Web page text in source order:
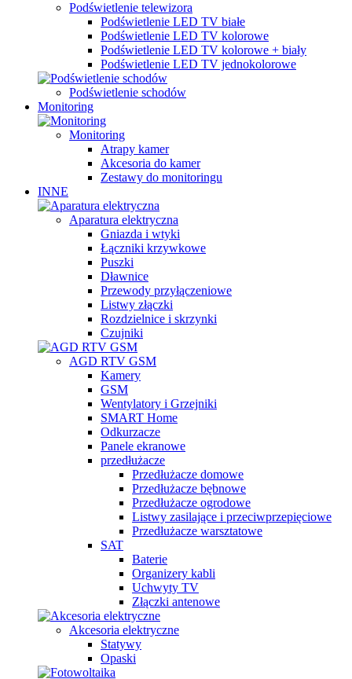
Podświetlenie telewizora
Podświetlenie LED TV białe
Podświetlenie LED TV kolorowe
Podświetlenie LED TV kolorowe + biały
Podświetlenie LED TV jednokolorowe
Podświetlenie schodów
Monitoring
Monitoring
Atrapy kamer
Akcesoria do kamer
Zestawy do monitoringu
INNE
Aparatura elektryczna
Gniazda i wtyki
Łączniki krzywkowe
Puszki
Dławnice
Przewody przyłączeniowe
Listwy złączki
Rozdzielnice i skrzynki
Czujniki
AGD RTV GSM
Kamery
GSM
Wentylatory i Grzejniki
SMART Home
Odkurzacze
Panele ekranowe
przedłużacze
Przedłużacze domowe
Przedłużacze bębnowe
Przedłużacze ogrodowe
Listwy zasilające i przeciwprzepięciowe
Przedłużacze warsztatowe
SAT
Baterie
Organizery kabli
Uchwyty TV
Złączki antenowe
Akcesoria elektryczne
Statywy
Opaski